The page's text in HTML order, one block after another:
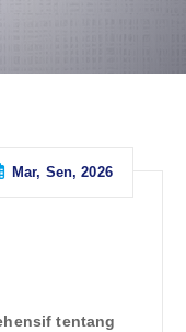
Mar, Sen, 2026
tentang